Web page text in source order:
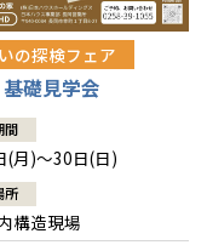
の探検フェア
礎見学会
間
(月)～30日(日)
所
構造現場